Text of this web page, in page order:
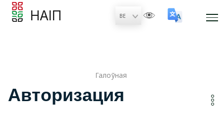
НАІП
Галоўная
Авторизация